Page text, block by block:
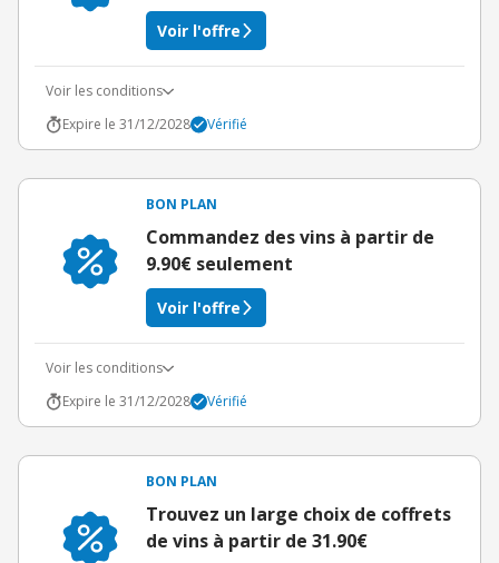
Voir l'offre
Voir les conditions
Expire le 31/12/2028
Vérifié
BON PLAN
Commandez des vins à partir de
9.90€ seulement
Voir l'offre
Voir les conditions
Expire le 31/12/2028
Vérifié
BON PLAN
Trouvez un large choix de coffrets
de vins à partir de 31.90€